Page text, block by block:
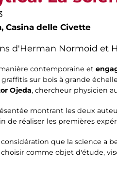
Casina delle Civette
d'Herman Normoid et
contemporaine et
sur bois à grande
Ojeda, chercheur physicien
montrant les deux
de réaliser les premières
que la science a
choisir comme objet d'étude,